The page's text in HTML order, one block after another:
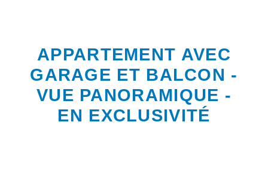
APPARTEMENT AVEC
GARAGE ET BALCON -
VUE PANORAMIQUE -
EN EXCLUSIVITÉ